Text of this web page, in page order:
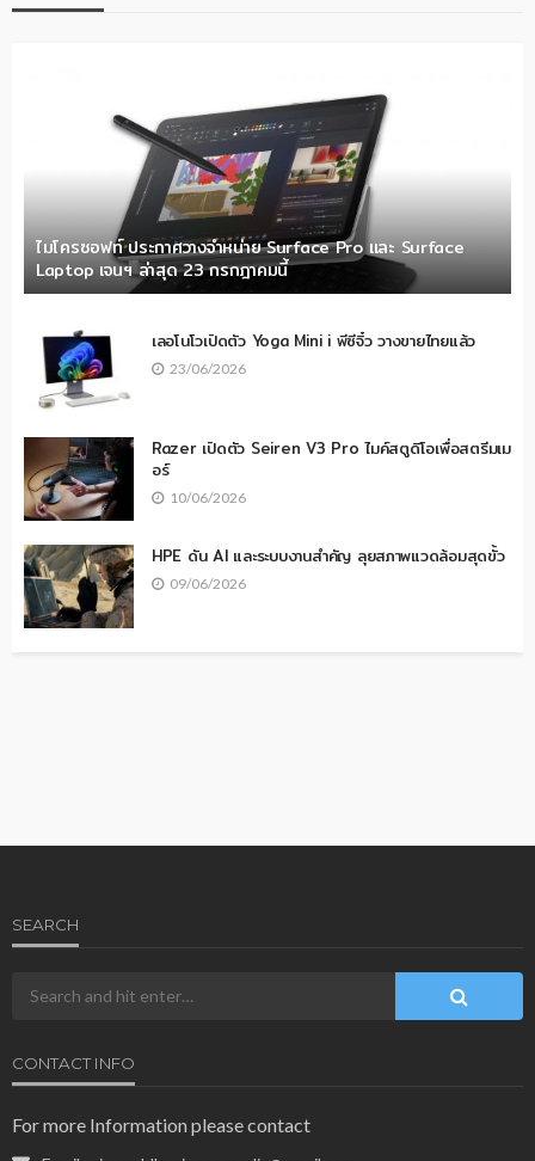
ไมโครซอฟท์ ประกาศวางจำหน่าย Surface Pro และ Surface
Laptop เจนฯ ล่าสุด 23 กรกฎาคมนี้
เลอโนโวเปิดตัว Yoga Mini i พีซีจิ๋ว วางขายไทยแล้ว
23/06/2026
Razer เปิดตัว Seiren V3 Pro ไมค์สตูดิโอเพื่อสตรีมเม
อร์
10/06/2026
HPE ดัน AI และระบบงานสำคัญ ลุยสภาพแวดล้อมสุดขั้ว
09/06/2026
SEARCH
CONTACT INFO
For more Information please contact